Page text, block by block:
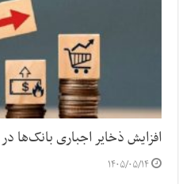
افزایش ذخایر اجباری بانک‌ها
۱۴۰۵/۰۵/۱۴